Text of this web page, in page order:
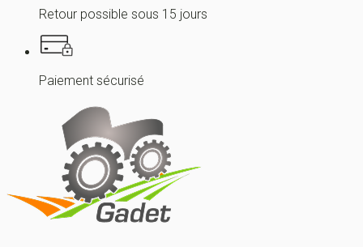
Retour possible sous 15 jours
Paiement sécurisé